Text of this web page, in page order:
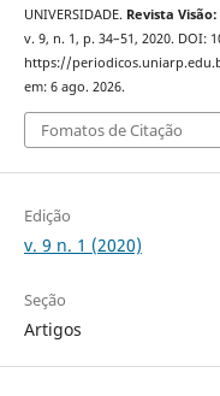
UNIVERSIDADE. Revista
v. 9, n. 1, p. 34–51, 2020. DOI:
https://
em: 6 ago. 2026.
Fomatos de Citação
Edição
v. 9 n. 1 (2020)
Seção
Artigos